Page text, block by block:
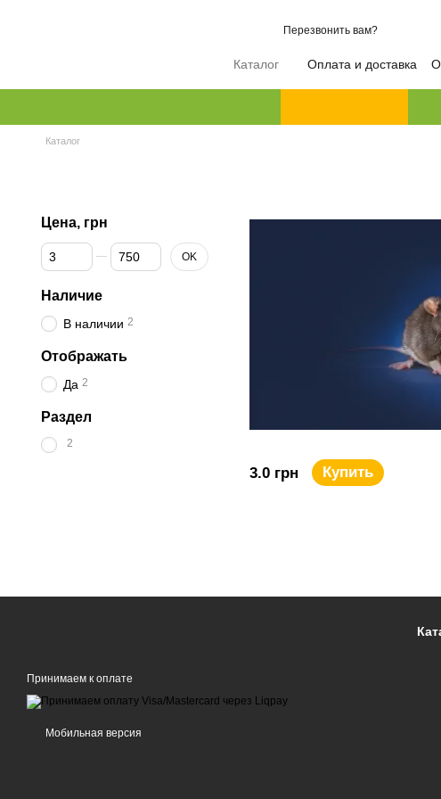
Перезвонить вам?
Каталог Оплата и доставка
Каталог
3.0 грн Купить
Цена, грн
От Цена, грн
До Цена, грн OK
Наличие
В наличии 2
Отображать
Да 2
Раздел
2
Принимаем к оплате
Мобильная версия